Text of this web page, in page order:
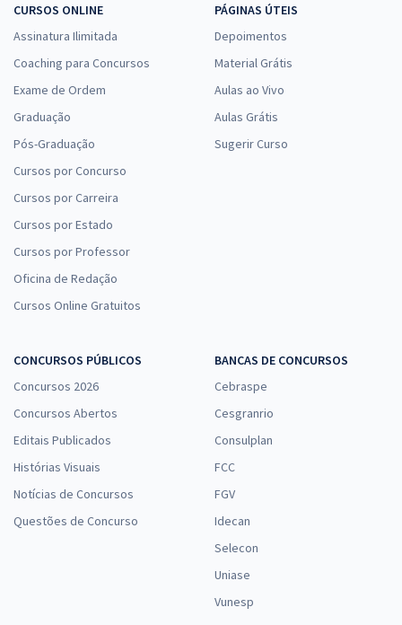
CURSOS ONLINE
Assinatura Ilimitada
Coaching para Concursos
Exame de Ordem
Graduação
Pós-Graduação
Cursos por Concurso
Cursos por Carreira
Cursos por Estado
Cursos por Professor
Oficina de Redação
Cursos Online Gratuitos
PÁGINAS ÚTEIS
Depoimentos
Material Grátis
Aulas ao Vivo
Aulas Grátis
Sugerir Curso
CONCURSOS PÚBLICOS
Concursos 2026
Concursos Abertos
Editais Publicados
Histórias Visuais
Notícias de Concursos
Questões de Concurso
BANCAS DE CONCURSOS
Cebraspe
Cesgranrio
Consulplan
FCC
FGV
Idecan
Selecon
Uniase
Vunesp